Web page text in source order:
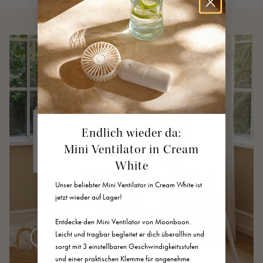
Gestell
275 EUR
Produkt anzeigen
40 EUR
40 EUR
AB
45 EUR
Endlich wieder da:
Mini Ventilator in Cream
White
Unser beliebter Mini Ventilator in Cream White ist
jetzt wieder auf Lager!
Entdecke den Mini Ventilator von Moonboon.
Leicht und tragbar begleitet er dich überallhin und
sorgt mit 3 einstellbaren Geschwindigkeitsstufen
und einer praktischen Klemme für angenehme